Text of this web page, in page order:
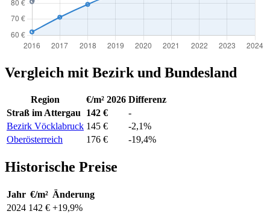
Vergleich mit Bezirk und Bundesland
Region €/m² 2026 Differenz
Straß im Attergau 142 €
-
Bezirk Vöcklabruck 145 €
-2,1%
Oberösterreich
176 € -19,4%
Historische Preise
Jahr €/m² Änderung
2024 142 € +19,9%